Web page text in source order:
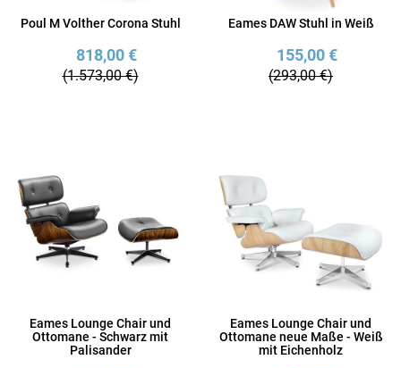
Poul M Volther Corona Stuhl
818,00 €
(1.573,00 €)
Eames DAW Stuhl in Weiß
155,00 €
(293,00 €)
Eames Lounge Chair und
Ottomane - Schwarz mit
Palisander
Eames Lounge Chair und
Ottomane neue Maße - Weiß
mit Eichenholz